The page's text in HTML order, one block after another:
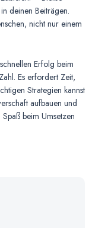
deinen Beiträgen.
nicht nur einem
Erfolg beim
Es erfordert Zeit,
Strategien kannst
aufbauen und
beim Umsetzen